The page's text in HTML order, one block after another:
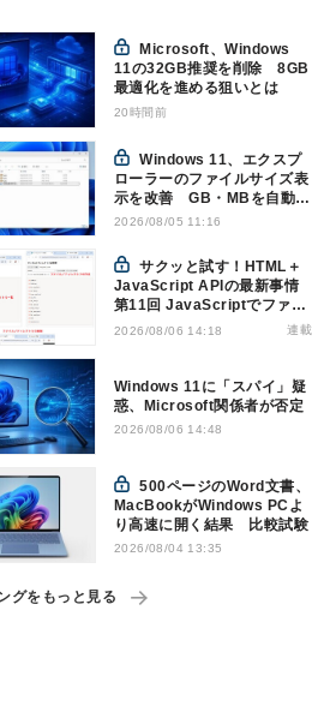
Microsoft、Windows
11の32GB推奨を削除 8GB
最適化を進める狙いとは
20時間前
Windows 11、エクスプ
ローラーのファイルサイズ表
示を改善 GB・MBを自動表
示へ
2026/08/05 11:16
サクッと試す！HTML＋
JavaScript APIの最新事情
第11回 JavaScriptでファイ
ル管理！Origin Private File
2026/08/06 14:18 連載
Windows 11に「スパイ」疑
惑、Microsoft関係者が否定
2026/08/06 14:48
500ページのWord文書、
MacBookがWindows PCよ
り高速に開く結果 比較試験
2026/08/04 13:35
グをもっと見る